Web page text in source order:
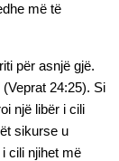
më të
për asnjë gjë.
24:25). Si
një libër i cili
sikurse u
cili njihet më